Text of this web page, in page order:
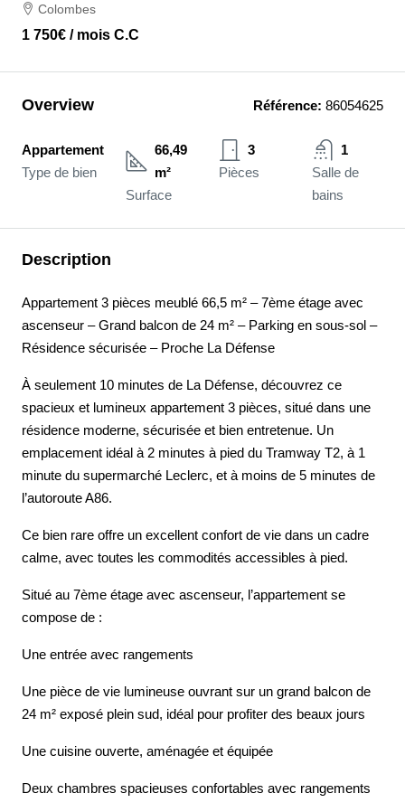
Colombes
1 750€ / mois C.C
Overview Référence: 86054625
Appartement
Type de bien
66,49
m²
Surface
3
Pièces
1
Salle de
bains
Description
Appartement 3 pièces meublé 66,5 m² – 7ème étage avec
ascenseur – Grand balcon de 24 m² – Parking en sous-sol –
Résidence sécurisée – Proche La Défense
À seulement 10 minutes de La Défense, découvrez ce
spacieux et lumineux appartement 3 pièces, situé dans une
résidence moderne, sécurisée et bien entretenue. Un
emplacement idéal à 2 minutes à pied du Tramway T2, à 1
minute du supermarché Leclerc, et à moins de 5 minutes de
l’autoroute A86.
Ce bien rare offre un excellent confort de vie dans un cadre
calme, avec toutes les commodités accessibles à pied.
Situé au 7ème étage avec ascenseur, l’appartement se
compose de :
Une entrée avec rangements
Une pièce de vie lumineuse ouvrant sur un grand balcon de
24 m² exposé plein sud, idéal pour profiter des beaux jours
Une cuisine ouverte, aménagée et équipée
Deux chambres spacieuses confortables avec rangements